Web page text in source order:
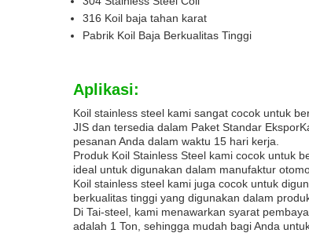
316 Koil baja tahan karat
Pabrik Koil Baja Berkualitas Tinggi
Aplikasi:
Koil stainless steel kami sangat cocok untuk
JIS dan tersedia dalam Paket Standar
pesanan Anda dalam waktu 15 hari kerja.
Produk Koil Stainless Steel kami cocok untuk
ideal untuk digunakan dalam manufaktur
Koil stainless steel kami juga cocok untuk
berkualitas tinggi yang digunakan dalam
Di Tai-steel, kami menawarkan syarat
adalah 1 Ton, sehingga mudah bagi Anda